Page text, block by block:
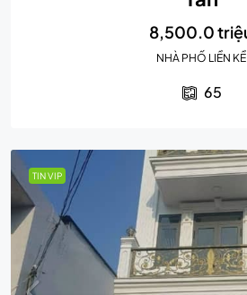
8,500.0
NHÀ PHỐ LIỀN KỀ
65
TIN VIP